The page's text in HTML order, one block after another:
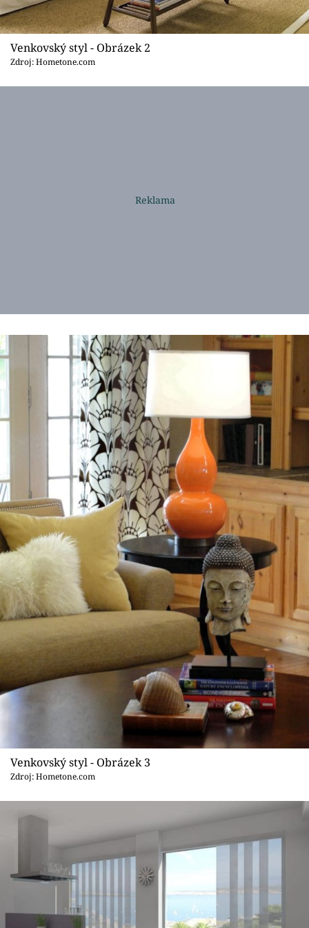
Venkovský styl - Obrázek 2
Zdroj: Hometone.com
Venkovský styl - Obrázek 3
Zdroj: Hometone.com